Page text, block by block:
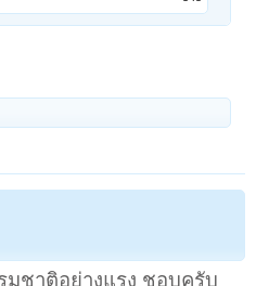
มชาติอย่างแรง ชอบครับ